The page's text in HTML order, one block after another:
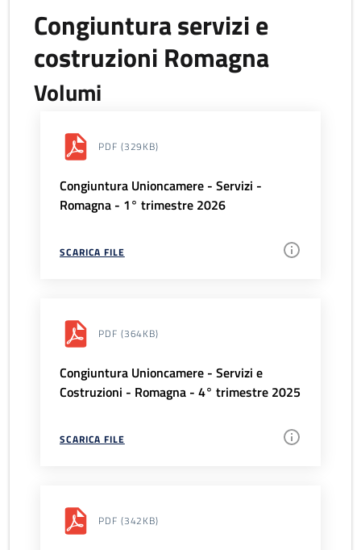
Congiuntura servizi e
costruzioni Romagna
Volumi
PDF (329KB)
Congiuntura Unioncamere - Servizi -
Romagna - 1° trimestre 2026
SCARICA FILE
PDF (364KB)
Congiuntura Unioncamere - Servizi e
Costruzioni - Romagna - 4° trimestre 2025
SCARICA FILE
PDF (342KB)